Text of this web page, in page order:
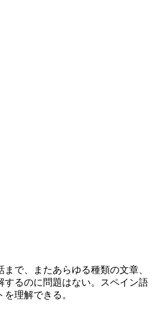
で、またあらゆる種類の文章、
するのに問題はない。スペイン語
理解できる。